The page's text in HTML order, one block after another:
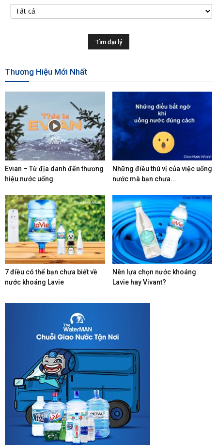
Thương Hiệu Mới Nhất
Evian – Từ địa danh đến thương
hiệu nước uống
Những điều thú vị của việc uống
nước mà bạn chưa...
7 điều có thể bạn chưa biết về
nước khoáng Lavie
Nên lựa chọn nước khoáng
Lavie hay Vivant?